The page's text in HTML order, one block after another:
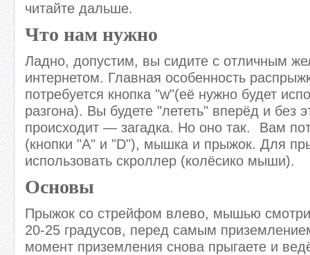
читайте дальше.
Что нам нужно
Ладно, допустим, вы сидите с отличным
интернетом. Главная особенность
потребуется кнопка "w"(её нужно будет
разгона). Вы будете "лететь" вперёд и без
происходит — загадка. Но оно так.
Вам
(кнопки "A" и "D"), мышка и прыжок. Для
использовать скроллер (колёсико мыши).
Основы
Прыжок со стрейфом влево, мышью
20-25 градусов, перед самым
момент приземления снова прыгаете и